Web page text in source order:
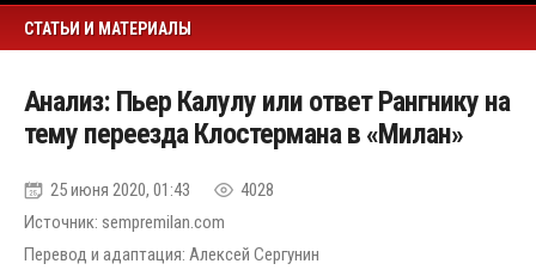
СТАТЬИ И МАТЕРИАЛЫ
Анализ: Пьер Калулу или ответ Рангнику на
тему переезда Клостермана в «Милан»
25 июня 2020, 01:43
4028
Источник: sempremilan.com
Перевод и адаптация: Алексей Сергунин